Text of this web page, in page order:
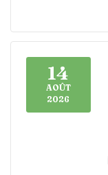
14
AOÛT
2026